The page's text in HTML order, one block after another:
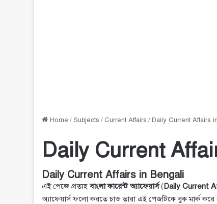
Home / Subjects / Current Affairs / Daily Current Affairs
Daily Current
Daily Current Affairs in Bengali
এই পেজে প্রত্যহবাংলা কারেন্ট অ্যাফেয়ার্স(Daily Current
অ্যাফেয়ার্স ফলো করতে চাও তারা এই পেজটিকে বুক মার্ক